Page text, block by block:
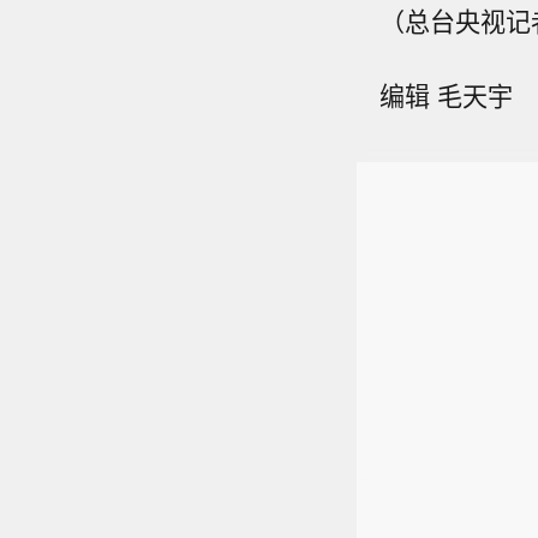
（总台央视
编辑 毛天宇